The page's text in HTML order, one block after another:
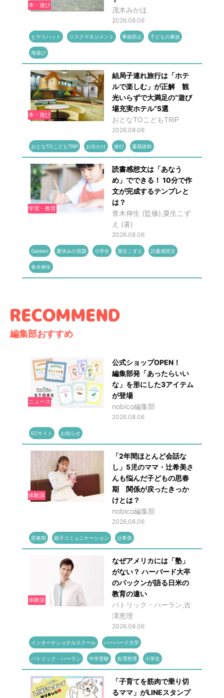
本・遊び
茂木みかほ
2026.08.06
ヒヤリハット リスクマネジメント 事故防止 子どもの事故
海遊び
本・遊び
結局子連れ旅行は「ホテ
ルで楽しむ」が正解 観
光いらずで大満足の“遊び
場充実ホテル”5選
おとなTOこどもTRiP
2026.08.06
おとなTOこどもTRiP お出かけ 旅行 書籍抜粋
学習・教育
読書感想文は「あなう
め」でできる！ 10分で作
文が完成するテンプレと
は？
青木伸生 (監修),粟生こず
え (著)
2026.08.06
Gakken 夏休みの宿題 小学生 粟生こずえ 読書感想文
青木伸生
編集部おすすめ
ニュース
公式ショップOPEN！
編集部発「あったらいい
な」を形にした3アイテム
が登場
nobico編集部
2026.08.06
ECサイト お知らせ
体験談
「2年間ほとんど会話な
し」5児のママ・辻希美さ
んも悩んだ子どもの思春
期 関係が戻ったきっか
けとは？
nobico編集部
2026.08.06
思春期 親子コミュニケーション 辻希美
体験談
なぜアメリカには「塾」
がない？ ハーバード大卒
のパックンが語る日米の
教育の違い
パトリック・ハーラン,吉
澤恵理
2026.08.06
インターナショナルスクール ハーバード大学
パトリック・ハーラン 中学受験 吉澤恵理 小学生
「子育てを筋肉で乗り切
るママ」がLINEスタンプ